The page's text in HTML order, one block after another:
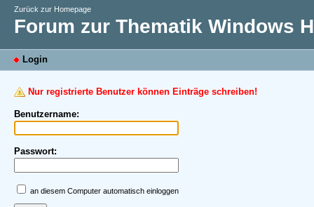
Zurück zur Homepage
Forum zur Thematik Windows
Login
Nur registrierte Benutzer können Einträge schreiben!
Benutzername:
Passwort:
an diesem Computer automatisch einloggen